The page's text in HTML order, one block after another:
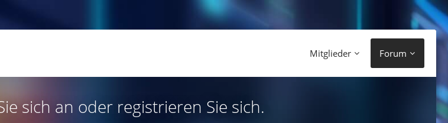
Mitglieder Forum
sich an oder registrieren Sie sich.